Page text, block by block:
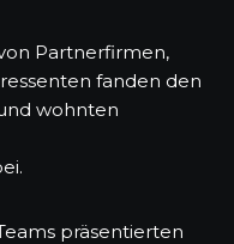
Partnerfirmen,
fanden den
wohnten
präsentierten